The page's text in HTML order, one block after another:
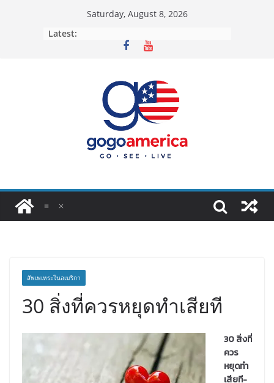
Saturday, August 8, 2026
Latest:
สัพเพเหระในอเมริกา
30 สิ่งที่ควรหยุดทำเสียที
30 สิ่งที่
ควร
หยุดทำ
เสียที-